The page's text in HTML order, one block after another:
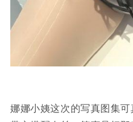
娜娜小姨这次的写真图集